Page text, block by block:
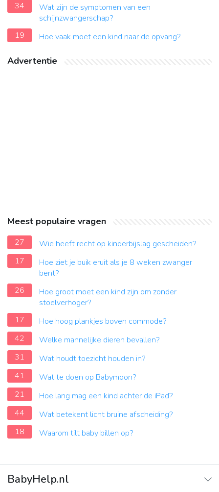
34
Wat zijn de symptomen van een
schijnzwangerschap?
19
Hoe vaak moet een kind naar de opvang?
Advertentie
Meest populaire vragen
27
Wie heeft recht op kinderbijslag gescheiden?
17
Hoe ziet je buik eruit als je 8 weken zwanger
bent?
26
Hoe groot moet een kind zijn om zonder
stoelverhoger?
17
Hoe hoog plankjes boven commode?
42
Welke mannelijke dieren bevallen?
31
Wat houdt toezicht houden in?
41
Wat te doen op Babymoon?
21
Hoe lang mag een kind achter de iPad?
44
Wat betekent licht bruine afscheiding?
18
Waarom tilt baby billen op?
BabyHelp.nl